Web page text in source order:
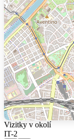
Vizitky v okolí
IT-2